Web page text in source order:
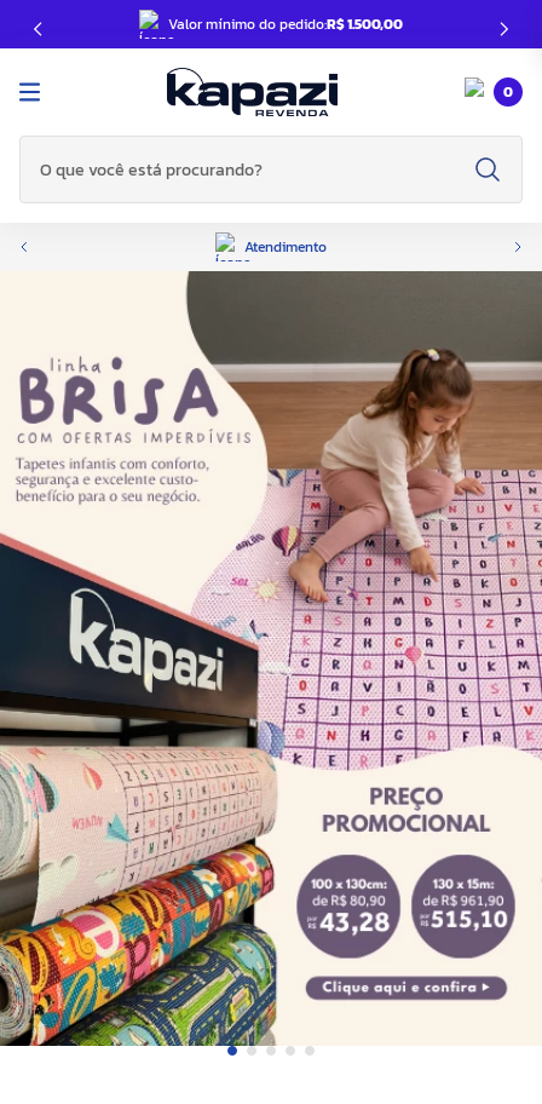
Valor mínimo do pedido:R$ 1.500,00
0
O que você está procurando?
Atendimento